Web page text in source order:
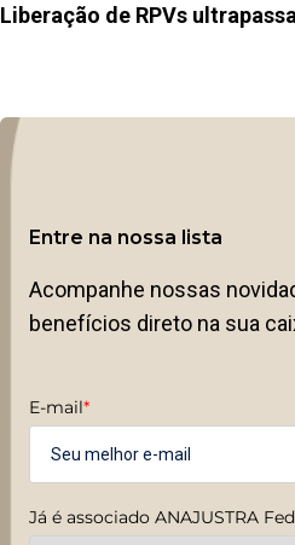
Liberação de RPVs
Entre na nossa lista
Acompanhe nossas
benefícios direto na sua
E-mail*
Já é associado ANAJUSTRA